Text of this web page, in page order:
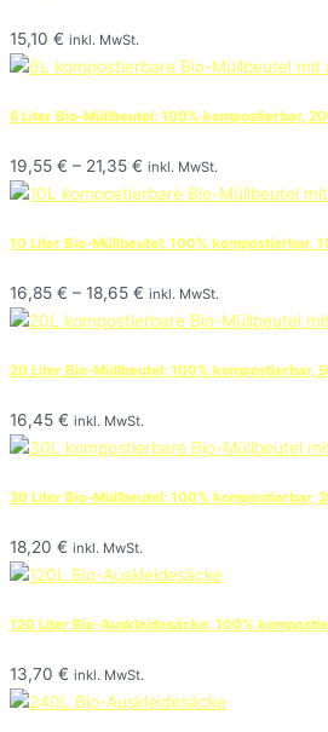
15,10 € inkl. MwSt.
6 Liter Bio-Müllbeutel: 100% kompostierbar,
19,55 € – 21,35 € inkl. MwSt.
10 Liter Bio-Müllbeutel: 100% kompostierbar,
16,85 € – 18,65 € inkl. MwSt.
20 Liter Bio-Müllbeutel: 100% kompostierbar,
16,45 € inkl. MwSt.
30 Liter Bio-Müllbeutel: 100% kompostierbar,
18,20 € inkl. MwSt.
120 Liter Bio-Auskleidesäcke: 100%
13,70 € inkl. MwSt.